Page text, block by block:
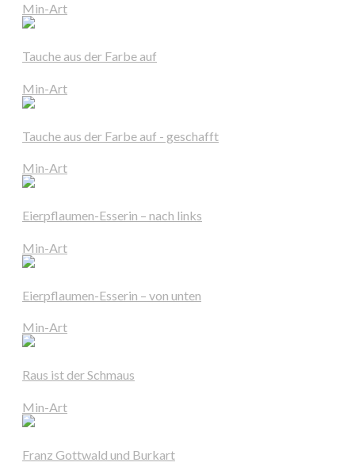
Min-Art
Tauche aus der Farbe auf
Min-Art
Tauche aus der Farbe auf - geschafft
Min-Art
Eierpflaumen-Esserin – nach links
Min-Art
Eierpflaumen-Esserin – von unten
Min-Art
Raus ist der Schmaus
Min-Art
Franz Gottwald und Burkart